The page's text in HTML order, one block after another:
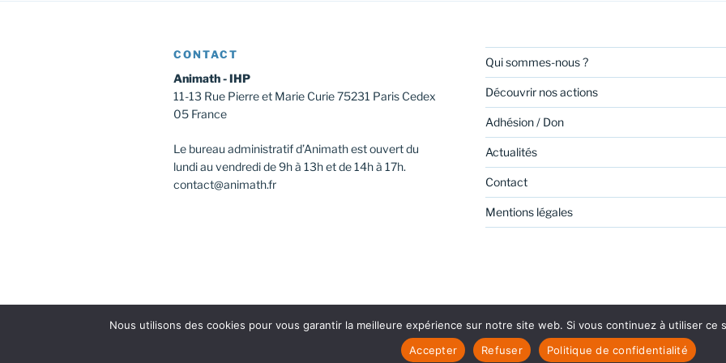
CONTACT
Animath - IHP
11-13 Rue Pierre et Marie Curie 75231 Paris Cedex
05 France
Le bureau administratif d’Animath est ouvert du
lundi au vendredi de 9h à 13h et de 14h à 17h.
contact@animath.fr
Qui sommes-nous ?
Découvrir nos actions
Adhésion / Don
Actualités
Contact
Mentions légales
FacebookInstagramTwitter YoutubeLinkedin Politique de confidentialité Fièrement
Nous utilisons des cookies pour vous garantir la meilleure expérience sur notre site web. Si vous continuez à utiliser
Accepter
Refuser Politique de confidentialité